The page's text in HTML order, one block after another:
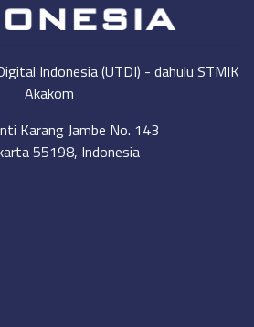
Indonesia (UTDI) - dahulu STMIK
Akakom
Karang Jambe No. 143
55198, Indonesia